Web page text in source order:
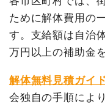
ために解体費用の
す。支給額は自治
万円以上の補助金
解体無料見積ガイ
会独自の手順によ